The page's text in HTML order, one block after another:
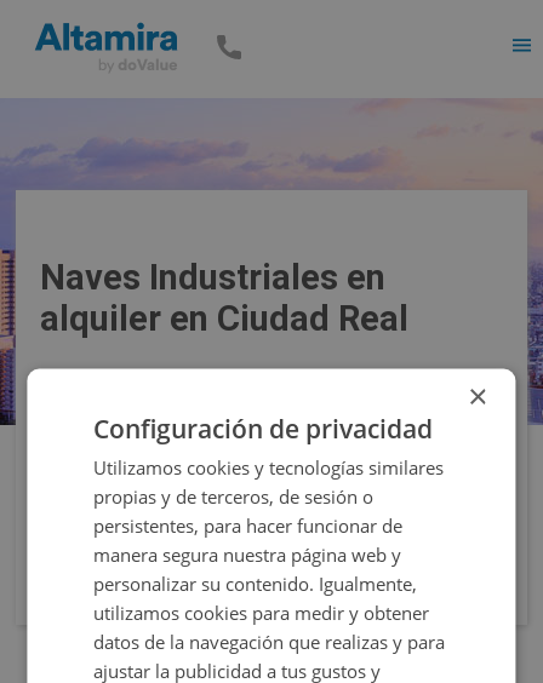
Naves Industriales en
alquiler en Ciudad Real
Filtros
×
Configuración de privacidad
Utilizamos cookies y tecnologías similares
propias y de terceros, de sesión o
persistentes, para hacer funcionar de
manera segura nuestra página web y
personalizar su contenido. Igualmente,
utilizamos cookies para medir y obtener
datos de la navegación que realizas y para
ajustar la publicidad a tus gustos y